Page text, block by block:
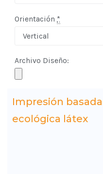
Orientación *
Archivo Diseño:
Impresión
ecológica látex